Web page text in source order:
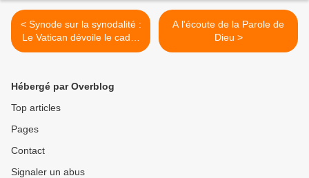
< Synode sur la synodalité :
Le Vatican dévoile le cadre
de la prochaine étape des
A l'écoute de la Parole de
Dieu >
Hébergé par Overblog
Top articles
Pages
Contact
Signaler un abus